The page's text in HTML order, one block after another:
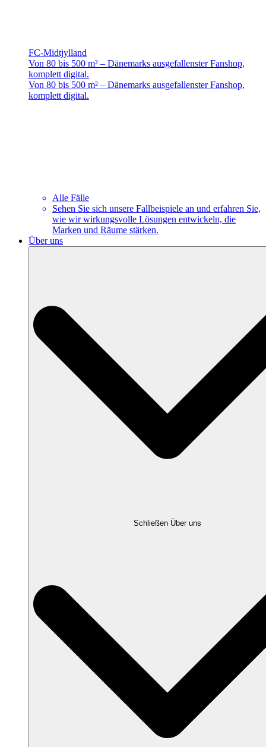
FC-Midtjylland
Von 80 bis 500 m² – Dänemarks ausgefallenster Fanshop,
komplett digital.
Von 80 bis 500 m² – Dänemarks ausgefallenster Fanshop,
komplett digital.
Alle Fälle
Sehen Sie sich unsere Fallbeispiele an und erfahren Sie,
wie wir wirkungsvolle Lösungen entwickeln, die
Marken und Räume stärken.
Über uns
Schließen Über uns